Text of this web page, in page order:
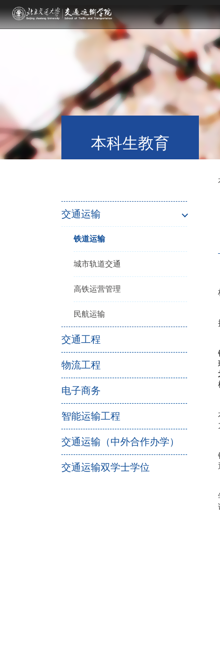
本科生教育
交通运输
铁道运输
城市轨道交通
高铁运营管理
民航运输
交通工程
物流工程
电子商务
智能运输工程
交通运输（中外合作办学）
交通运输双学士学位